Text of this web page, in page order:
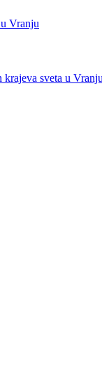
Vranju
sveta u